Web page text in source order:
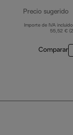
Precio sugerido
Importe de IVA
55,52 €
Comparar